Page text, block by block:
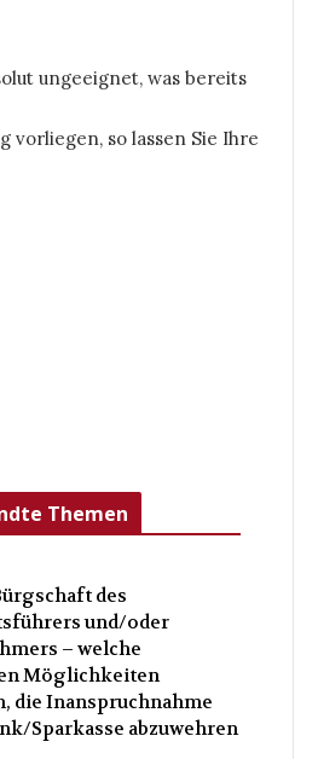
ungeeignet, was bereits
vorliegen, so lassen Sie Ihre
Themen
des
und/oder
– welche
Möglichkeiten
die Inanspruchnahme
Sparkasse abzuwehren